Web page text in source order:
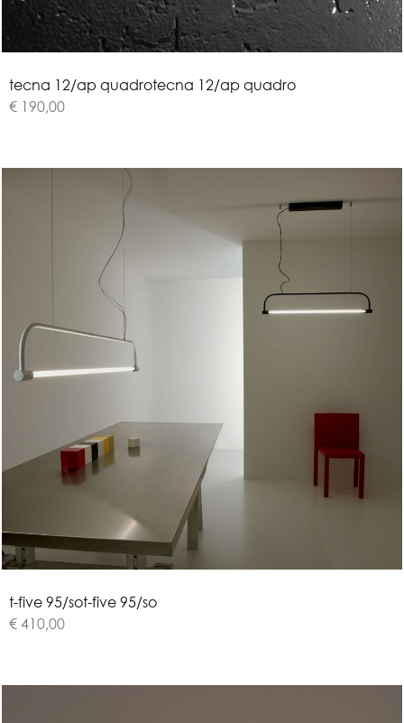
tecna 12/ap quadrotecna 12/ap quadro
€ 190,00
t-five 95/sot-five 95/so
€ 410,00